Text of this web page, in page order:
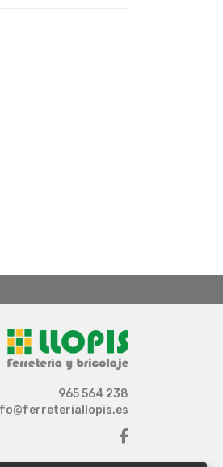
965 564 238